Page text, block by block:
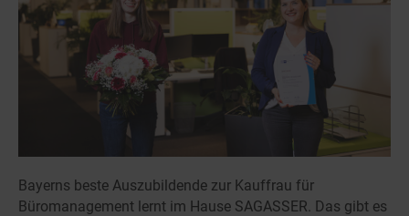
Bayerns beste Auszubildende zur Kauffrau für
Büromanagement lernt im Hause SAGASSER. Das gibt es